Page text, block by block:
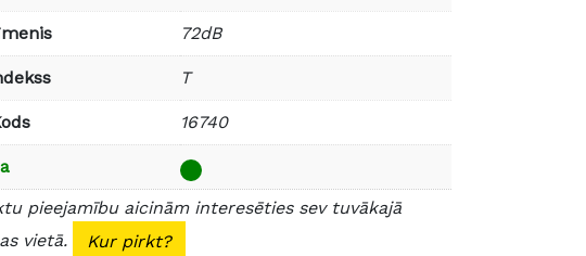
72dB
T
16740
pieejamību aicinām interesēties sev tuvākajā
vietā.
Kur pirkt?